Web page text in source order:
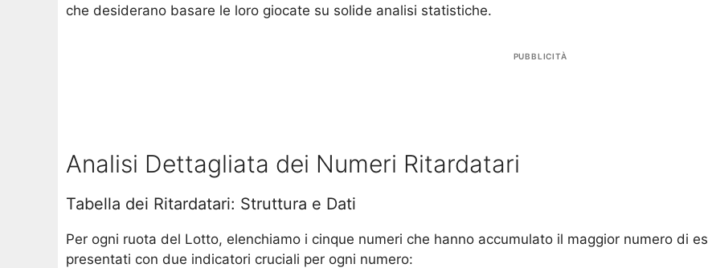
che desiderano basare le loro giocate su solide analisi statistiche.
PUBBLICITÀ
Analisi Dettagliata dei Numeri Ritardatari
Tabella dei Ritardatari: Struttura e Dati
Per ogni ruota del Lotto, elenchiamo i cinque numeri che hanno accumulato il maggior numero di
presentati con due indicatori cruciali per ogni numero: